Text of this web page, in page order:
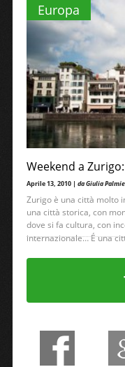
Europa
Weekend a
Aprile 13, 2010 | da Giulia
Zurigo è una città molto
una città storica, con
dove si fa cultura, con
internazionale… É una